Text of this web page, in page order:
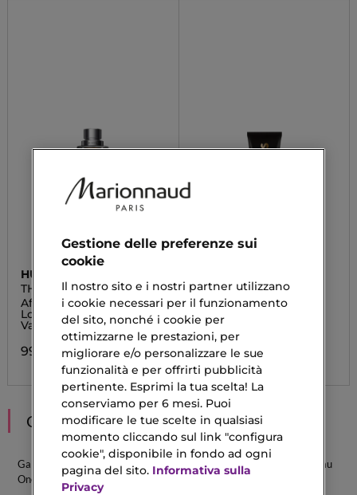
HUGO BOSS
THE SCENT
After Shave Lotion -
Lozione Dopo Barba
Vapo
99,50 €
THE SCENT
Shower Gel
46,50 €
CONSIGLIATI PER TE
Gabbana The
One
Ricariche Tre
The One For
The One Eau
Gestione delle preferenze sui
cookie
Il nostro sito e i nostri partner utilizzano
i cookie necessari per il funzionamento
del sito, nonché i cookie per
ottimizzarne le prestazioni, per
migliorare e/o personalizzare le sue
funzionalità e per offrirti pubblicità
pertinente. Esprimi la tua scelta! La
conserviamo per 6 mesi. Puoi
modificare le tue scelte in qualsiasi
momento cliccando sul link "configura
cookie", disponibile in fondo ad ogni
pagina del sito. Informativa sulla
Privacy